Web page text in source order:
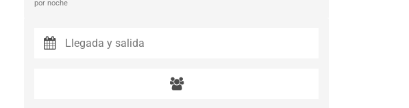
por noche